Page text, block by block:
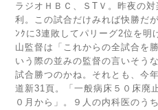
ラジオＨＢＣ、ＳТＶ。昨夜の
利。この試合だけみれば快勝だ
ﾝｸに3連敗してパリーグ2位を明
山監督は「これからの全試合を
いう際の並みの監督の言いそう
試合勝つのかね。それとも、今
道新31頁。「一般病床５０床廃
０月から」。９人の内科医のう